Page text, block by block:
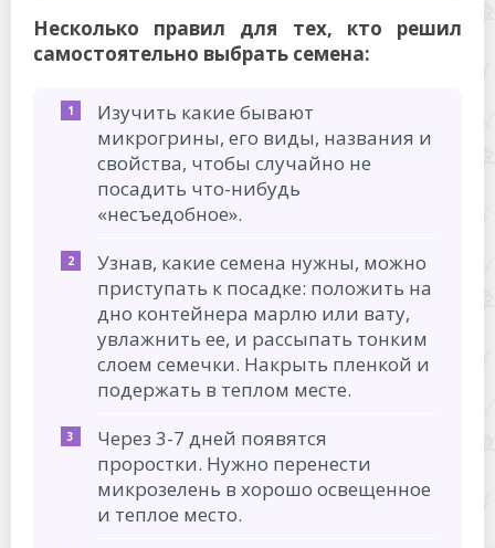
Несколько правил для тех, кто решил
самостоятельно выбрать семена:
Изучить какие бывают
микрогрины, его виды, названия и
свойства, чтобы случайно не
посадить что-нибудь
«несъедобное».
Узнав, какие семена нужны, можно
приступать к посадке: положить на
дно контейнера марлю или вату,
увлажнить ее, и рассыпать тонким
слоем семечки. Накрыть пленкой и
подержать в теплом месте.
Через 3-7 дней появятся
проростки. Нужно перенести
микрозелень в хорошо освещенное
и теплое место.